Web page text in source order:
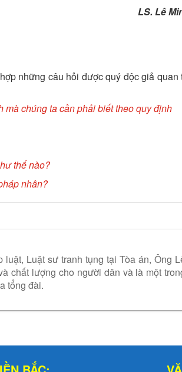
LS. Lê
những câu hỏi được quý độc giả quan
chúng ta cần phải biết theo quy định
thế nào?
nhân?
Luật sư tranh tụng tại Tòa án, Ông
chất lượng cho người dân và là một
tổng đài.